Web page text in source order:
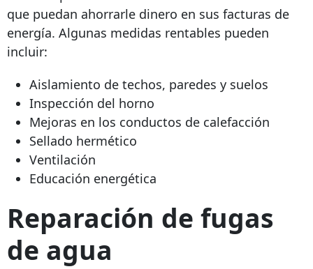
que puedan ahorrarle dinero en sus facturas de
energía. Algunas medidas rentables pueden
incluir:
Aislamiento de techos, paredes y suelos
Inspección del horno
Mejoras en los conductos de calefacción
Sellado hermético
Ventilación
Educación energética
Reparación de fugas
de agua